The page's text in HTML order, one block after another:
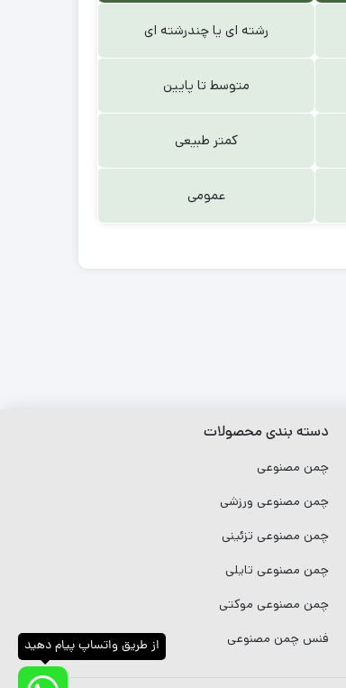
رشته ای یا چندرشته ای
متوسط تا پایین
کمتر طبیعی
عمومی
دسته بندی محصولات
چمن مصنوعی
چمن مصنوعی ورزشی
چمن مصنوعی تزئینی
چمن مصنوعی تایلی
چمن مصنوعی موکتی
فنس چمن مصنوعی
از طریق واتساپ پیام دهید